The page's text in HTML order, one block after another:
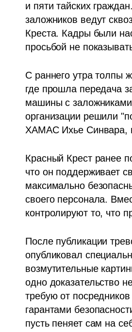
и пяти тайских
заложников ведут
Креста. Кадры были
просьбой не
С раннего утра толпы
где прошла передача
машины с заложниками
организации решили
ХАМАС Ихье Синвара,
Красный Крест ранее
что он поддерживает
максимально
своего персонала.
контролируют то, что
После публикации
опубликовал
возмутительные
одно доказательство
требую от
гарантами
пусть пеняет сам на